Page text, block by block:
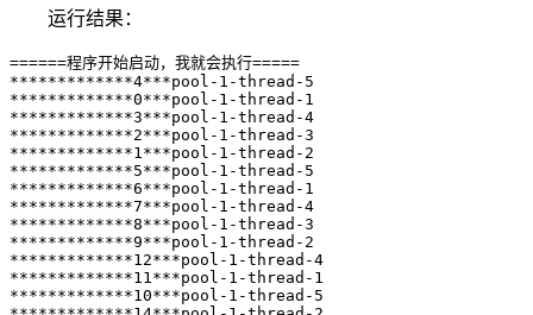
运行结果：
======程序开始启动，我就会执行=====
*************4***pool-1-thread-5
*************0***pool-1-thread-1
*************3***pool-1-thread-4
*************2***pool-1-thread-3
*************1***pool-1-thread-2
*************5***pool-1-thread-5
*************6***pool-1-thread-1
*************7***pool-1-thread-4
*************8***pool-1-thread-3
*************9***pool-1-thread-2
*************12***pool-1-thread-4
*************11***pool-1-thread-1
*************10***pool-1-thread-5